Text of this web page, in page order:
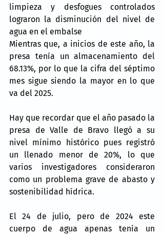
limpieza y desfogues controlados
lograron la disminución del nivel de
agua en el embalse
Mientras que, a inicios de este año, la
presa tenía un almacenamiento del
68.13%, por lo que la cifra del séptimo
mes sigue siendo la mayor en lo que
va del 2025.
Hay que recordar que el año pasado la
presa de Valle de Bravo llegó a su
nivel mínimo histórico pues registró
un llenado menor de 20%, lo que
varios investigadores consideraron
como un problema grave de abasto y
sostenibilidad hídrica.
El 24 de julio, pero de 2024 este
cuerpo de agua apenas tenía un